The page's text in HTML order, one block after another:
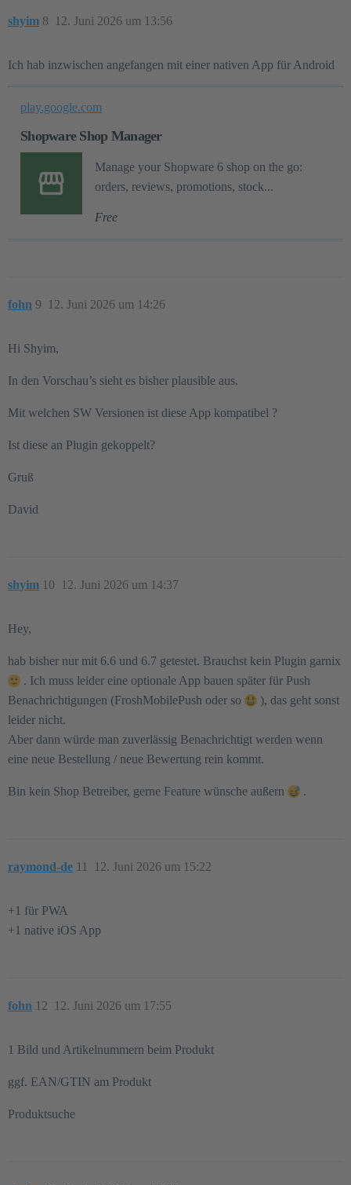
shyim 12. Juni 2026 um 13:56
8
Ich hab inzwischen angefangen mit einer nativen App für Android
play.google.com
Shopware Shop Manager
Manage your Shopware 6 shop on the go:
orders, reviews, promotions, stock...
Free
fohn 12. Juni 2026 um 14:26
9
Hi Shyim,
In den Vorschau’s sieht es bisher plausible aus.
Mit welchen SW Versionen ist diese App kompatibel ?
Ist diese an Plugin gekoppelt?
Gruß
David
shyim 12. Juni 2026 um 14:37
10
Hey,
hab bisher nur mit 6.6 und 6.7 getestet. Brauchst kein Plugin garnix
. Ich muss leider eine optionale App bauen später für Push
Benachrichtigungen (FroshMobilePush oder so
), das geht sonst
leider nicht.
Aber dann würde man zuverlässig Benachrichtigt werden wenn
eine neue Bestellung / neue Bewertung rein kommt.
Bin kein Shop Betreiber, gerne Feature wünsche außern .
raymond-de 12. Juni 2026 um 15:22
11
+1 für PWA
+1 native iOS App
fohn 12. Juni 2026 um 17:55
12
1 Bild und Artikelnummern beim Produkt
ggf. EAN/GTIN am Produkt
Produktsuche